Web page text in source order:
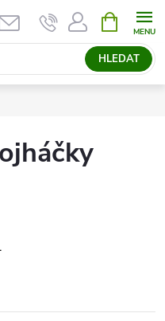
HLEDAT
NÁKUPNÍ
KOŠÍK